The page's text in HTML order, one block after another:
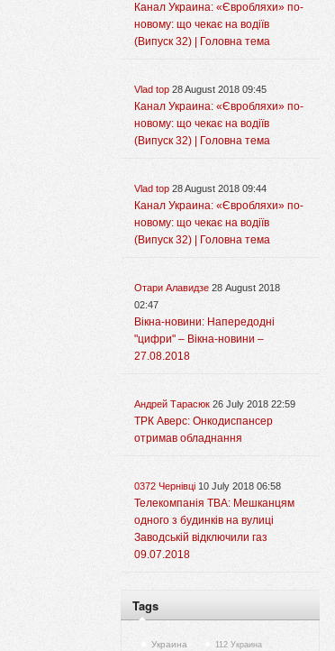
Канал Украина: «Євробляхи» по-
новому: що чекає на водіїв
(Випуск 32) | Головна тема
Vlad top 28 August 2018 09:45
Канал Украина: «Євробляхи» по-
новому: що чекає на водіїв
(Випуск 32) | Головна тема
Vlad top 28 August 2018 09:44
Канал Украина: «Євробляхи» по-
новому: що чекає на водіїв
(Випуск 32) | Головна тема
Отари Алавидзе 28 August 2018
02:47
Вікна-новини: Напередодні
"цифри" – Вікна-новини –
27.08.2018
Андрей Тарасюк 26 July 2018 22:59
ТРК Аверс: Онкодиспансер
отримав обладнання
0372 Чернівці 10 July 2018 06:58
Телекомпанія ТВА: Мешканцям
одного з будинків на вулиці
Заводській відключили газ
09.07.2018
Tags
Украина 112 Украина